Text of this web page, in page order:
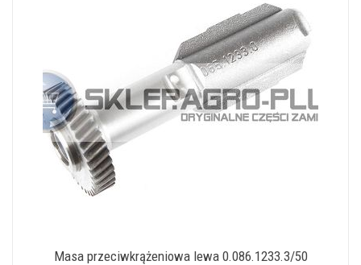
Masa przeciwkrążeniowa lewa 0.086.1233.3/50